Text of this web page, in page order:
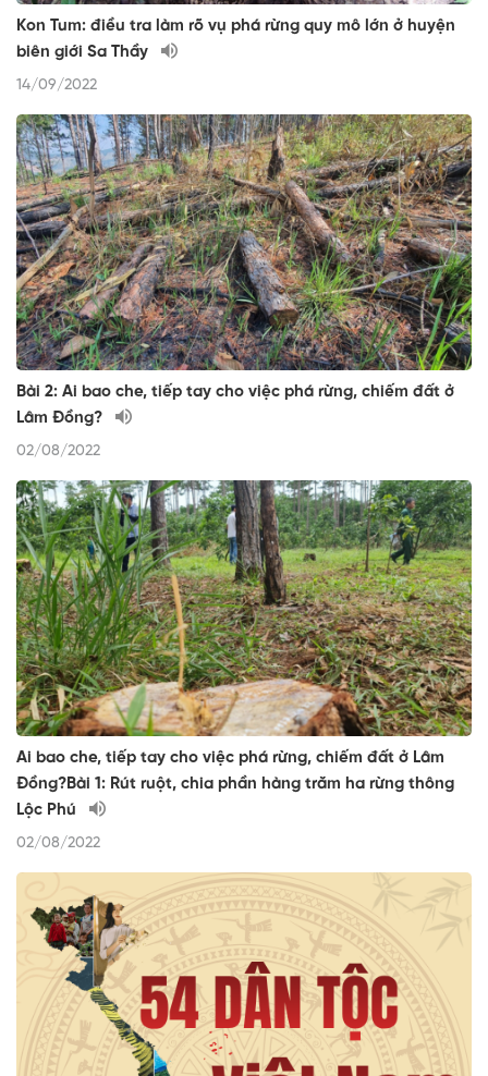
Kon Tum: điều tra làm rõ vụ phá rừng quy mô lớn ở huyện
biên giới Sa Thầy
14/09/2022
Bài 2: Ai bao che, tiếp tay cho việc phá rừng, chiếm đất ở
Lâm Đồng?
02/08/2022
Ai bao che, tiếp tay cho việc phá rừng, chiếm đất ở Lâm
Đồng?Bài 1: Rút ruột, chia phần hàng trăm ha rừng thông
Lộc Phú
02/08/2022